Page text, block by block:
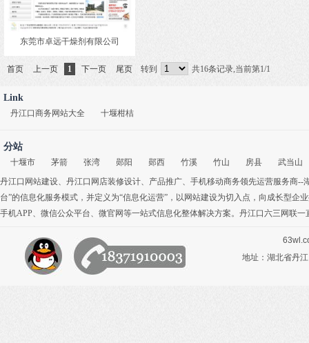
东莞市卓远干燥剂有限公司
首页 上一页 1 下一页 尾页 转到 共16条记录,当前第1/1
Link
丹江口商务网站大全 十堰柑桔
分站
十堰市 茅箭 张湾 郧阳 郧西 竹溪 竹山 房县
武当山
丹江口网站建设、 丹江口网店装修设计、 产品推广、 手机移动商务领先运营服务商--
台”的信息化服务模式，并定义为“信息化运营”，以网站建设为切入点，向成长型企
手机APP、 微信公众平台、 微官网等一站式信息化整体解决方案。丹江口六三网联
地址：湖北省丹